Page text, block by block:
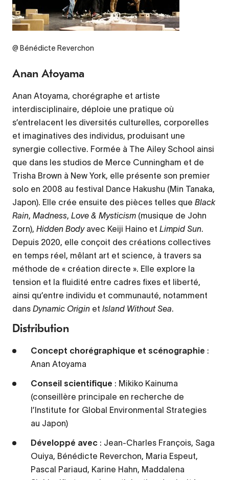
@ Bénédicte Reverchon
Anan Atoyama
Anan Atoyama, chorégraphe et artiste
interdisciplinaire, déploie une pratique où
s’entrelacent les diversités culturelles, corporelles
et imaginatives des individus, produisant une
synergie collective. Formée à The Ailey School ainsi
que dans les studios de Merce Cunningham et de
Trisha Brown à New York, elle présente son premier
solo en 2008 au festival Dance Hakushu (Min Tanaka,
Japon). Elle crée ensuite des pièces telles que Black
Rain, Madness, Love & Mysticism (musique de John
Zorn), Hidden Bodyavec Keiji Haino et Limpid Sun.
Depuis 2020, elle conçoit des créations collectives
en temps réel, mêlant art et science, à travers sa
méthode de « création directe ». Elle explore la
tension et la fluidité entre cadres fixes et liberté,
ainsi qu’entre individu et communauté, notamment
dans Dynamic Origin et Island Without Sea.
Distribution
Concept chorégraphique et scénographie :
Anan Atoyama
Conseil scientifique : Mikiko Kainuma
(conseillère principale en recherche de
l’Institute for Global Environmental Strategies
au Japon)
Développé avec : Jean-Charles François, Saga
Ouiya, Bénédicte Reverchon, Maria Espeut,
Pascal Pariaud, Karine Hahn, Maddalena